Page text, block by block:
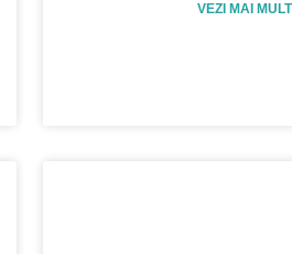
VEZI MAI